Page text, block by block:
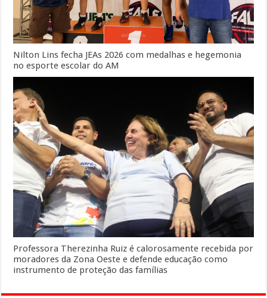
Nilton Lins fecha JEAs 2026 com medalhas e hegemonia
no esporte escolar do AM
Professora Therezinha Ruiz é calorosamente recebida por
moradores da Zona Oeste e defende educação como
instrumento de proteção das famílias